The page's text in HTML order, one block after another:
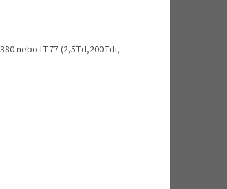
nebo LT77 (2,5Td,200Tdi,